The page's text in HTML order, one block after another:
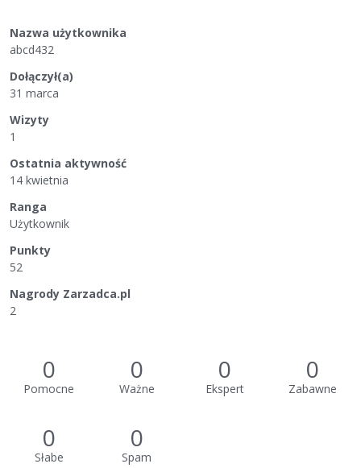
Nazwa użytkownika
abcd432
Dołączył(a)
31 marca
Wizyty
1
Ostatnia aktywność
14 kwietnia
Ranga
Użytkownik
Punkty
52
Nagrody Zarzadca.pl
2
0
Pomocne
0
Ważne
0
Ekspert
0
Zabawne
0
Słabe
0
Spam